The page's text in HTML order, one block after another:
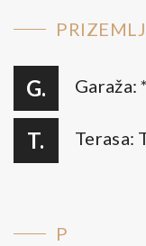
G. Garaža: *
T. Terasa:
P